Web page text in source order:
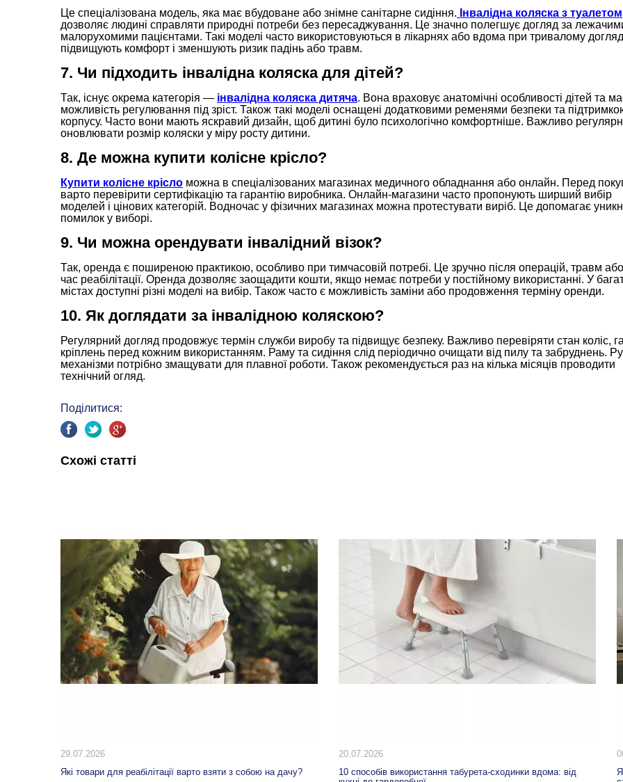
Це спеціалізована модель, яка має вбудоване або знімне санітарне сидіння. Інвалідна коляска з туалетом
дозволяє людині справляти природні потреби без пересаджування. Це значно полегшує догляд за
малорухомими пацієнтами. Такі моделі часто використовуються в лікарнях або вдома при тривалому
підвищують комфорт і зменшують ризик падінь або травм.
7. Чи підходить інвалідна коляска для дітей?
Так, існує окрема категорія — інвалідна коляска дитяча. Вона враховує анатомічні особливості дітей та
можливість регулювання під зріст. Також такі моделі оснащені додатковими ременями безпеки та
корпусу. Часто вони мають яскравий дизайн, щоб дитині було психологічно комфортніше. Важливо
оновлювати розмір коляски у міру росту дитини.
8. Де можна купити колісне крісло?
Купити колісне крісло можна в спеціалізованих магазинах медичного обладнання або онлайн. Перед
варто перевірити сертифікацію та гарантію виробника. Онлайн-магазини часто пропонують ширший вибір
моделей і цінових категорій. Водночас у фізичних магазинах можна протестувати виріб. Це допомагає
помилок у виборі.
9. Чи можна орендувати інвалідний візок?
Так, оренда є поширеною практикою, особливо при тимчасовій потребі. Це зручно після операцій, травм або
час реабілітації. Оренда дозволяє заощадити кошти, якщо немає потреби у постійному використанні. У
містах доступні різні моделі на вибір. Також часто є можливість заміни або продовження терміну оренди.
10. Як доглядати за інвалідною коляскою?
Регулярний догляд продовжує термін служби виробу та підвищує безпеку. Важливо перевіряти стан коліс,
кріплень перед кожним використанням. Раму та сидіння слід періодично очищати від пилу та забруднень.
механізми потрібно змащувати для плавної роботи. Також рекомендується раз на кілька місяців проводити
технічний огляд.
Поділитися:
Схожі статті
20.07.2026
10 способів використання табурета-сходинки вдома: від
06.07.2026
Які товари для реабілітації купити після перелома шийки